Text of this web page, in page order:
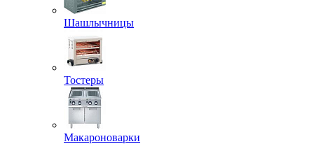
Шашлычницы
Тостеры
Макароноварки